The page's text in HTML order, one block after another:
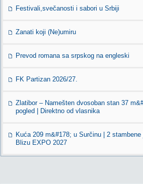
Festivali,svečanosti i sabori u Srbiji
Zanati koji (Ne)umiru
Prevod romana sa srpskog na engleski
FK Partizan 2026/27.
Zlatibor – Namešten dvosoban stan 37
pogled | Direktno od vlasnika
Kuća 209 m&#178; u Surčinu | 2 stambene
Blizu EXPO 2027